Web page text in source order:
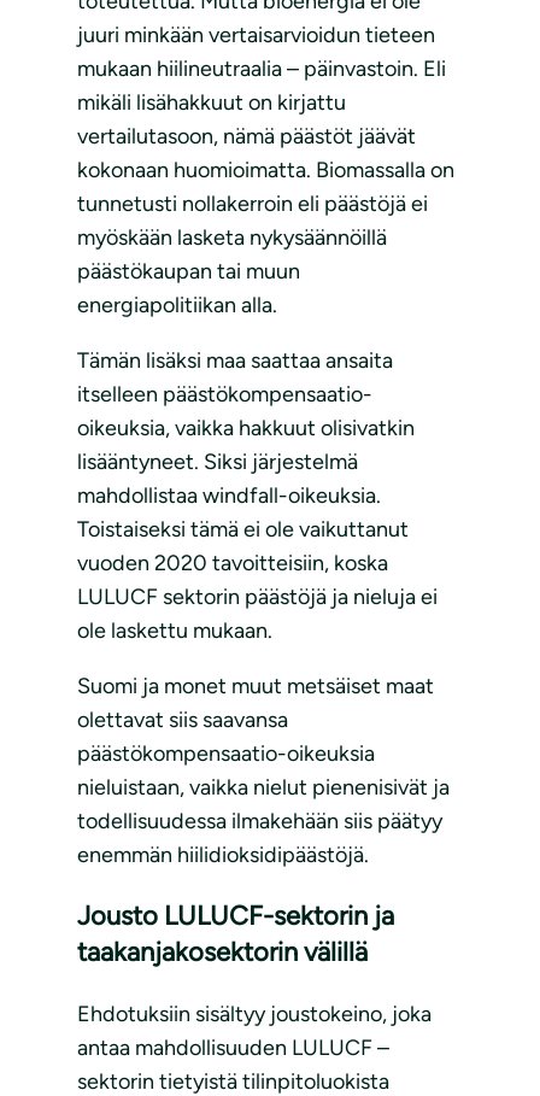
juuri minkään vertaisarvioidun tieteen
mukaan hiilineutraalia – päinvastoin. Eli
mikäli lisähakkuut on kirjattu
vertailutasoon, nämä päästöt jäävät
kokonaan huomioimatta. Biomassalla on
tunnetusti nollakerroin eli päästöjä ei
myöskään lasketa nykysäännöillä
päästökaupan tai muun
energiapolitiikan alla.
Tämän lisäksi maa saattaa ansaita
itselleen päästökompensaatio-
oikeuksia, vaikka hakkuut olisivatkin
lisääntyneet. Siksi järjestelmä
mahdollistaa windfall-oikeuksia.
Toistaiseksi tämä ei ole vaikuttanut
vuoden 2020 tavoitteisiin, koska
LULUCF sektorin päästöjä ja nieluja ei
ole laskettu mukaan.
Suomi ja monet muut metsäiset maat
olettavat siis saavansa
päästökompensaatio-oikeuksia
nieluistaan, vaikka nielut pienenisivät ja
todellisuudessa ilmakehään siis päätyy
enemmän hiilidioksidipäästöjä.
Jousto LULUCF-sektorin ja
taakanjakosektorin välillä
Ehdotuksiin sisältyy joustokeino, joka
antaa mahdollisuuden LULUCF –
sektorin tietyistä tilinpitoluokista